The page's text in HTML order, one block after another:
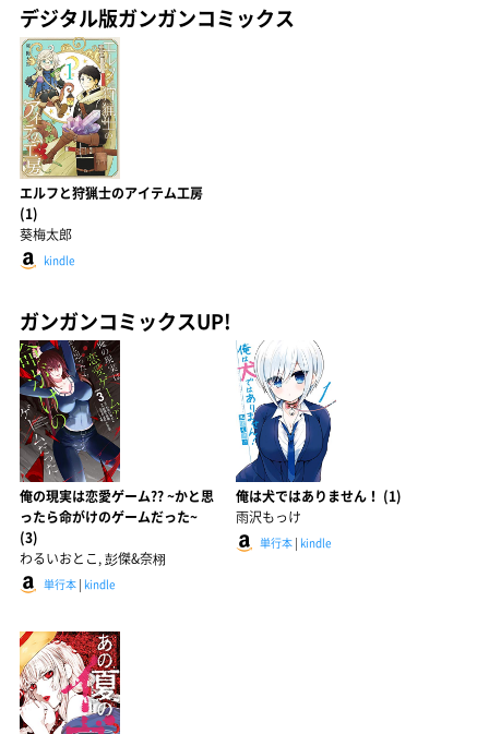
デジタル版ガンガンコミックス
エルフと狩猟士のアイテム工房
(1)
葵梅太郎
kindle
ガンガンコミックスUP!
俺の現実は恋愛ゲーム?? ~かと思
ったら命がけのゲームだった~
(3)
わるいおとこ, 彭傑&奈栩
単行本 | kindle
俺は犬ではありません！ (1)
雨沢もっけ
単行本| kindle